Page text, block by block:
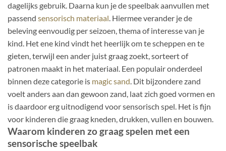
dagelijks gebruik. Daarna kun je de speelbak aanvullen met
passend sensorisch materiaal. Hiermee verander je de
beleving eenvoudig per seizoen, thema of interesse van je
kind. Het ene kind vindt het heerlijk om te scheppen en te
gieten, terwijl een ander juist graag zoekt, sorteert of
patronen maakt in het materiaal. Een populair onderdeel
binnen deze categorie is magic sand. Dit bijzondere zand
voelt anders aan dan gewoon zand, laat zich goed vormen en
is daardoor erg uitnodigend voor sensorisch spel. Het is fijn
voor kinderen die graag kneden, drukken, vullen en bouwen.
Waarom kinderen zo graag spelen met een
sensorische speelbak